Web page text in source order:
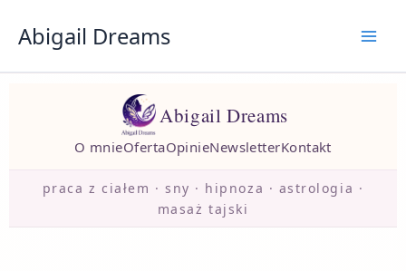
Abigail Dreams
Abigail Dreams
O mnieOfertaOpinieNewsletterKontakt
praca z ciałem · sny · hipnoza · astrologia ·
masaż tajski